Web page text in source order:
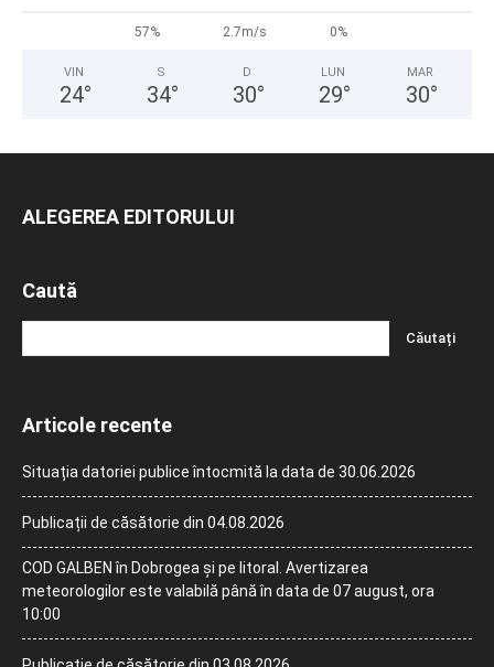
57% 2.7m/s 0%
VIN
24°
S
34°
D
30°
LUN
29°
MAR
30°
ALEGEREA EDITORULUI
Caută
Articole recente
Situația datoriei publice întocmită la data de 30.06.2026
Publicații de căsătorie din 04.08.2026
COD GALBEN în Dobrogea și pe litoral. Avertizarea
meteorologilor este valabilă până în data de 07 august, ora
10:00